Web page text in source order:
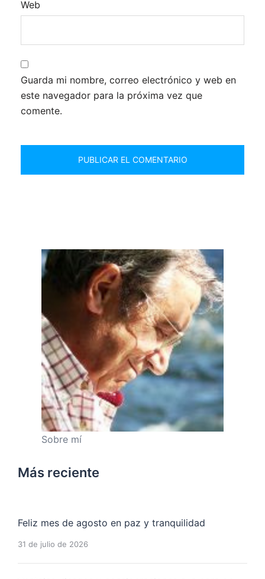
Web
Guarda mi nombre, correo electrónico y web en
este navegador para la próxima vez que
comente.
Sobre mí
Más reciente
Feliz mes de agosto en paz y tranquilidad
31 de julio de 2026